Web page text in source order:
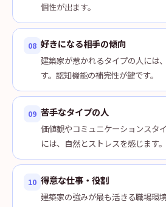
個性が出ます。
08 好きになる相手の傾向
建築家が惹かれるタイプの人には
す。認知機能の補完性が鍵です。
09 苦手なタイプの人
価値観やコミュニケーションスタ
には、自然とストレスを感じます。
10 得意な仕事・役割
建築家の強みが最も活きる職場環